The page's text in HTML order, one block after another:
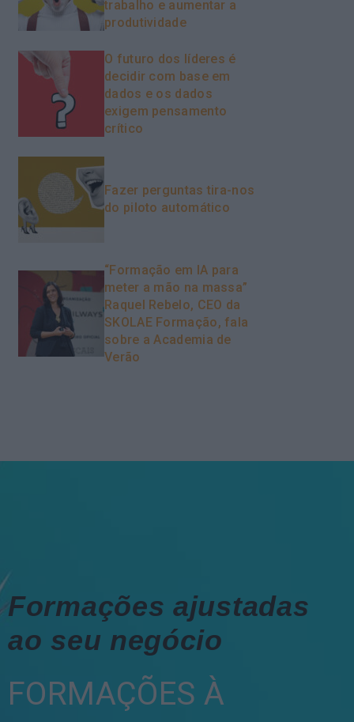
trabalho e aumentar a
produtividade
O futuro dos líderes é
decidir com base em
dados e os dados
exigem pensamento
crítico
Fazer perguntas tira-nos
do piloto automático
“Formação em IA para
meter a mão na massa”
Raquel Rebelo, CEO da
SKOLAE Formação, fala
sobre a Academia de
Verão
Formações ajustadas
ao seu negócio
FORMAÇÕES À